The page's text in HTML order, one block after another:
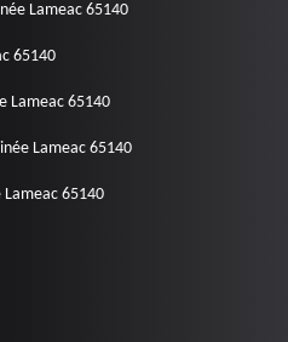
Lameac 65140
65140
Lameac 65140
Lameac 65140
65140